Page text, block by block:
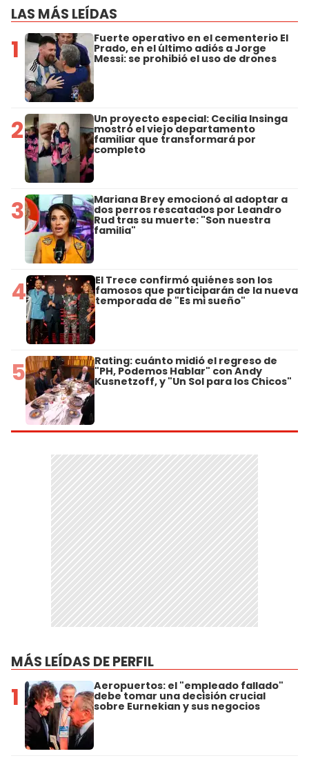
LAS MÁS LEÍDAS
1 Fuerte operativo en el cementerio El
Prado, en el último adiós a Jorge
Messi: se prohibió el uso de drones
2 Un proyecto especial: Cecilia Insinga
mostró el viejo departamento
familiar que transformará por
completo
3 Mariana Brey emocionó al adoptar a
dos perros rescatados por Leandro
Rud tras su muerte: "Son nuestra
familia"
4 El Trece confirmó quiénes son los
famosos que participarán de la nueva
temporada de "Es mi sueño"
5 Rating: cuánto midió el regreso de
"PH, Podemos Hablar" con Andy
Kusnetzoff, y "Un Sol para los Chicos"
MÁS LEÍDAS DE PERFIL
1 Aeropuertos: el "empleado fallado"
debe tomar una decisión crucial
sobre Eurnekian y sus negocios